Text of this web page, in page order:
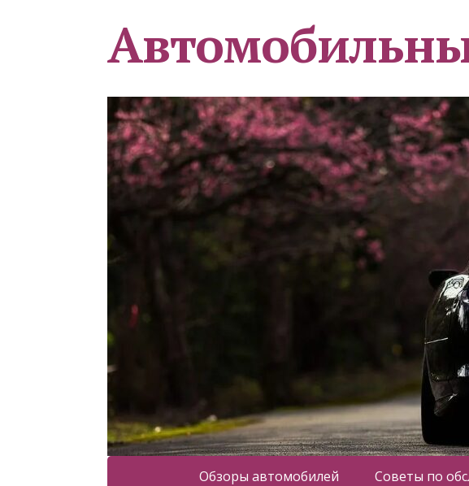
Обзоры автомобилей Советы по